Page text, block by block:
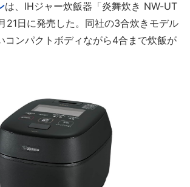
は、IHジャー炊飯器「炎舞炊き NW-UT
21日に発売した。同社の3合炊きモデル
コンパクトボディながら4合まで炊飯が